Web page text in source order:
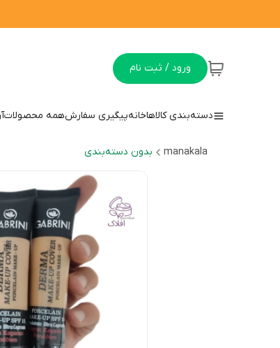
ورود / ثبت نام
دسته‌بندی کالاهاخانهپیگیری سفارشهمه محصولات
manakala بدون دسته‌بندی